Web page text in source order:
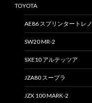
TOYOTA
AE86 スプリンタートレノ
SW20 MR-2
SXE10 アルテッツア
JZA80 スープラ
JZX 100 MARK-2